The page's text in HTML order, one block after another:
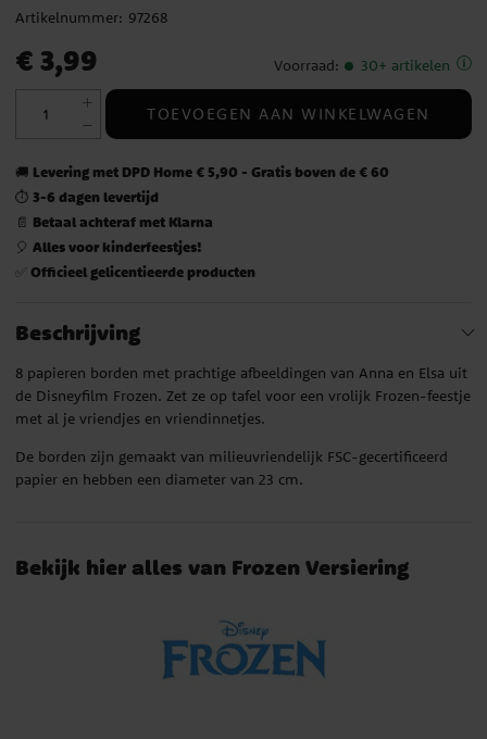
Artikelnummer: 97268
Prijs: € 3,99
€ 3,99 Voorraad: 30+ artikelen
TOEVOEGEN AAN WINKELWAGEN
🚚 Levering met DPD Home € 5,90 - Gratis boven de € 60
⏱️ 3-6 dagen levertijd
📄 Betaal achteraf met Klarna
🎈 Alles voor kinderfeestjes!
✅ Officieel gelicentieerde producten
Beschrijving
8 papieren borden met prachtige afbeeldingen van Anna en Elsa uit
de Disneyfilm Frozen. Zet ze op tafel voor een vrolijk Frozen-feestje
met al je vriendjes en vriendinnetjes.
De borden zijn gemaakt van milieuvriendelijk FSC-gecertificeerd
papier en hebben een diameter van 23 cm.
Bekijk hier alles van Frozen Versiering